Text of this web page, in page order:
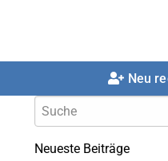
Neu
Neueste Beiträge